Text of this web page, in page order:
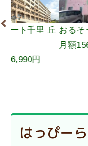
はっぴー
千里 丘
円
おるそセカ
月額156,150